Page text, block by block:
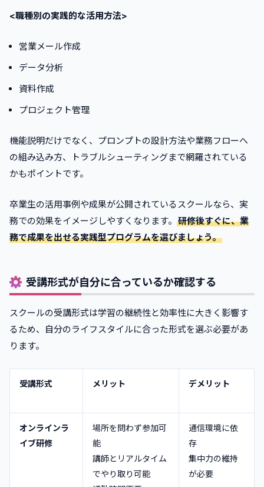
<職種別の実践的な活用方法>
営業メール作成
データ分析
資料作成
プロジェクト管理
機能説明だけでなく、プロンプトの設計方法や業務フローへ
の組み込み方、トラブルシューティングまで網羅されている
かもポイントです。
卒業生の活用事例や成果が公開されているスクールなら、実
務での効果をイメージしやすくなります。 研修後すぐに、業
務で成果を出せる実践型プログラムを選びましょう。
受講形式が自分に合っているか確認する
スクールの受講形式は学習の継続性と効率性に大きく影響す
るため、自分のライフスタイルに合った形式を選ぶ必要があ
ります。
受講形式 メリット デメリット
オンラインラ
イブ研修
場所を問わず参加可
能
講師とリアルタイム
でやり取り可能
通信環境に依
存
集中力の維持
が必要